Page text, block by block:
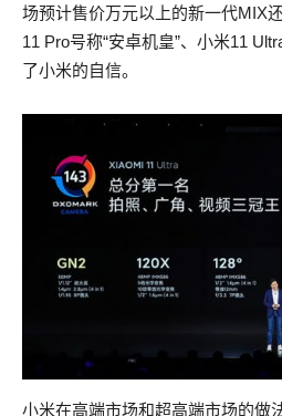
场预计售价万元以上的新一代MIX
11 Pro号称“安卓机皇”、小米11
了小米的自信。
小米在高端市场和超高端市场的做